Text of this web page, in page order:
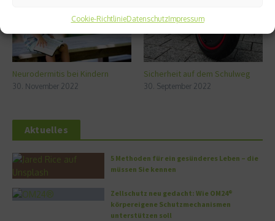
Cookie-RichtlinieDatenschutzImpressum
Neurodermitis bei Kindern
30. November 2022
Sicherheit auf dem Schulweg
30. September 2022
Aktuelles
5 Methoden für ein gesünderes Leben – die
müssen Sie kennen
Zellschutz neu gedacht: Wie OM24®
körpereigene Schutzmechanismen
unterstützen soll